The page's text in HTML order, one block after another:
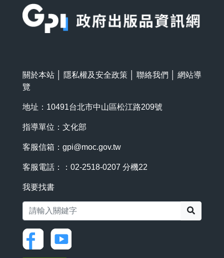
關於本站 隱私權及安全政策 聯絡我們
網站導
覽
地址：10491台北市中山區松江路209號
指導單位：文化部
客服信箱： gpi@moc.gov.tw
客服電話：：02-2518-0207 分機22
我要找書